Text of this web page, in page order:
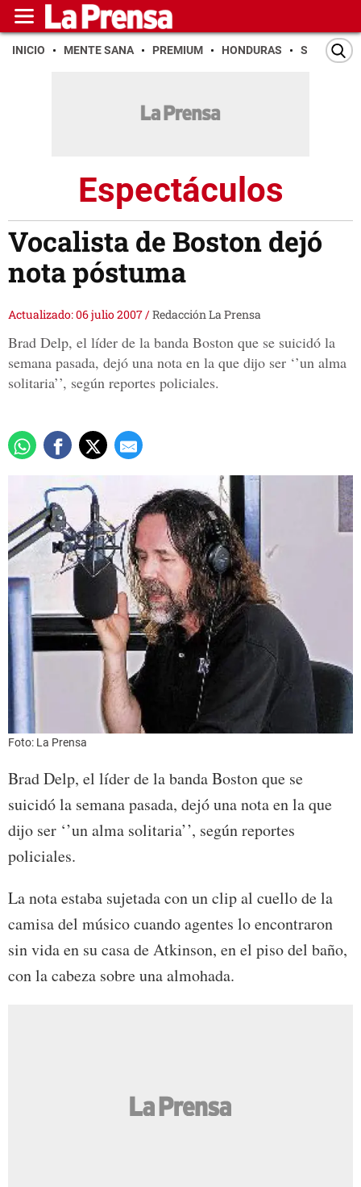
INICIO MENTE SANA PREMIUM HONDURAS SAN PEDRO
Espectáculos
Vocalista de Boston dejó
nota póstuma
Actualizado: 06 julio 2007/Redacción La Prensa
Brad Delp, el líder de la banda Boston que se suicidó la
semana pasada, dejó una nota en la que dijo ser ‘’un alma
solitaria’’, según reportes policiales.
Foto: La Prensa
Brad Delp, el líder de la banda Boston que se
suicidó la semana pasada, dejó una nota en la que
dijo ser ‘’un alma solitaria’’, según reportes
policiales.
La nota estaba sujetada con un clip al cuello de la
camisa del músico cuando agentes lo encontraron
sin vida en su casa de Atkinson, en el piso del baño,
con la cabeza sobre una almohada.